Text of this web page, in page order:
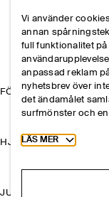
FÖRETAGET
HJÄLP
JURIDISK
Vi använder
annan
full funktionalitet
anpassad reklam
nyhetsbrev över
det ändamålet
surfmönster och
Toggle more
LÄS MER